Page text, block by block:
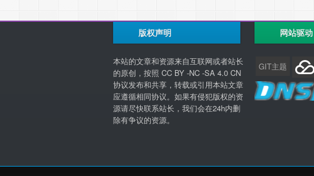
版权声明
本站的文章和资源来自互联网或者站长
的原创，按照 CC BY -NC -SA 4.0 CN
协议发布和共享，转载或引用本站文章
应遵循相同协议。如果有侵犯版权的资
源请尽快联系站长，我们会在24h内删
除有争议的资源。
网站驱动
GIT主题